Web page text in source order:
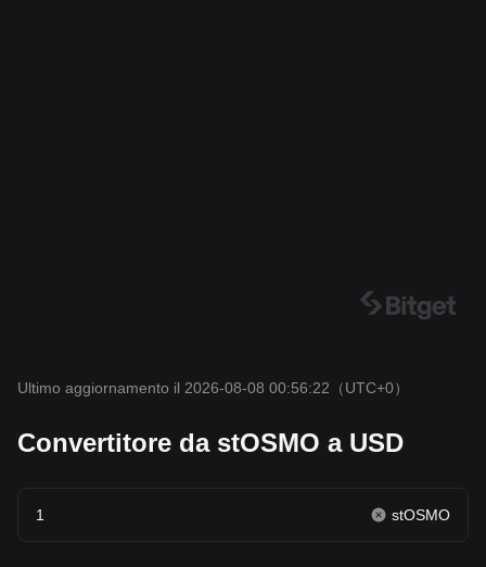
Ultimo aggiornamento il 2026-08-08 00:56:22 （UTC+0）
Convertitore da stOSMO a USD
stOSMO